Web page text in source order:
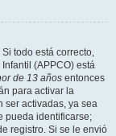
todo está correcto,
(APPCO) está
de 13 años entonces
para activar la
ser activadas, ya sea
pueda identificarse;
registro. Si se le envió